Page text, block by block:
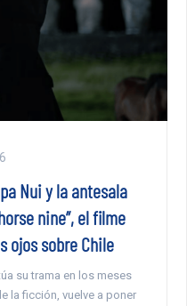
Nui y la antesala
nine”, el filme
ojos sobre Chile
su trama en los meses
la ficción, vuelve a poner